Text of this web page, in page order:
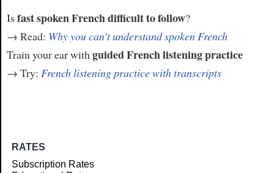
Isfast spoken French difficult to follow?
→ Read: Why you can't understand spoken French
Train your ear withguided French listening practice
→ Try: French listening practice with transcripts
RATES
Subscription Rates